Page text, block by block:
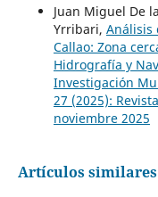
Juan Miguel De
Yrribari, Análisis
Callao: Zona
Hidrografía y
Investigación
27 (2025):
noviembre 2025
Artículos similares